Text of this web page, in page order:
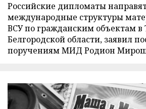
Российские дипломаты
международные структуры
ВСУ по гражданским объектам в
Белгородской области, заявил
поручениям МИД Родион